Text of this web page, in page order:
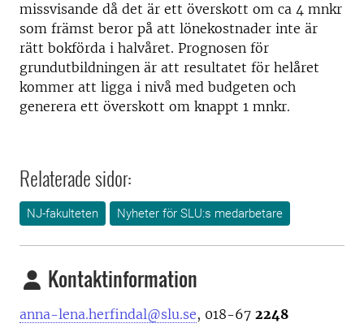
missvisande då det är ett överskott om ca 4 mnkr
som främst beror på att lönekostnader inte är
rätt bokförda i halvåret. Prognosen för
grundutbildningen är att resultatet för helåret
kommer att ligga i nivå med budgeten och
generera ett överskott om knappt 1 mnkr.
Relaterade sidor:
NJ-fakulteten Nyheter för SLU:s medarbetare
Kontaktinformation
anna-lena.herfindal@slu.se, 018-67 2248